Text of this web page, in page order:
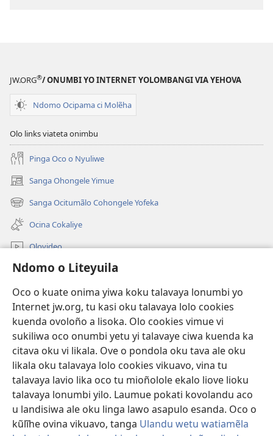
Ndomo o Liteyuila
Oco o kuate onima yiwa koku talavaya lonumbi yo
Internet jw.org, tu kasi oku talavaya lolo cookies
kuenda ovoloño a lisoka. Olo cookies vimue vi
sukiliwa oco onumbi yetu yi talavaye ciwa kuenda ka
citava oku vi likala. Ove o pondola oku tava ale oku
likala oku talavaya lolo cookies vikuavo, vina tu
talavaya lavio lika oco tu mioñolole ekalo liove lioku
talavaya lonumbi yilo. Laumue pokati kovolandu aco
u landisiwa ale oku linga lawo asapulo esanda. Oco o
kũlĩhe ovina vikuavo, tanga Ulandu wetu watiamẽla
JW.ORG®/ ONUMBI YO INTERNET YOLOMBANGI VIA YEHOVA
Ndomo Ocipama ci Molẽha
Olo links viateta onimbu
Pinga Oco o Nyuliwe
Sanga Ohongele Yimue
(yikula
onjanela
yokaliye)
Sanga Ocitumãlo Cohongele Yofeka
(yikula
onjanela
yokaliye)
Ocina Cokaliye
Olovideo
Videos with Audio Descriptions
Sandiliya
Ekuatiso
Olombanjaile
(yikula
onjanela
yokaliye)OCISELEKO CALIVULU VO INTERNET Colombangi Via
Yehova™
(yikula
onjanela
yokaliye)JW Hub
(yikula
onjanela